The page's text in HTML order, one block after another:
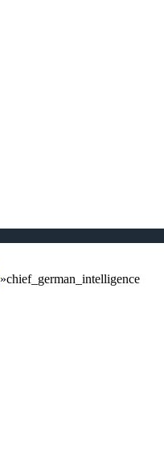
»chief_german_intelligence